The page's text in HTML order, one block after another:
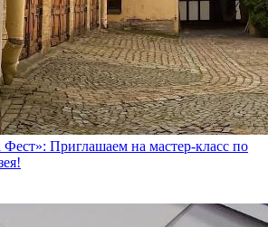
Приглашаем на мастер-класс по